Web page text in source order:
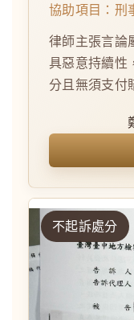
協助項目：刑
律師主張言論
具惡意持續性
分且無須支付
不起訴處分